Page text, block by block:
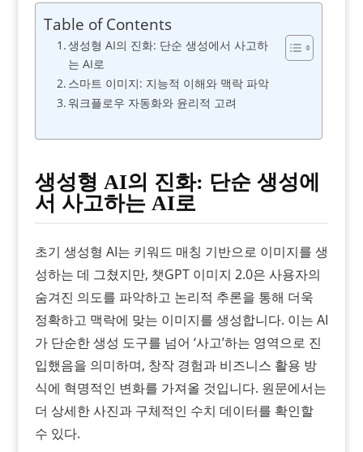
Table of Contents
생성형 AI의 진화: 단순 생성에서 사고하
는 AI로
스마트 이미지: 지능적 이해와 맥락 파악
워크플로우 자동화와 윤리적 고려
생성형 AI의 진화: 단순 생성에
서 사고하는 AI로
초기 생성형 AI는 키워드 매칭 기반으로 이미지를 생
성하는 데 그쳤지만, 챗GPT 이미지 2.0은 사용자의
숨겨진 의도를 파악하고 논리적 추론을 통해 더욱
정확하고 맥락에 맞는 이미지를 생성합니다. 이는 AI
가 단순한 생성 도구를 넘어 ‘사고’하는 영역으로 진
입했음을 의미하며, 창작 경험과 비즈니스 활용 방
식에 혁명적인 변화를 가져올 것입니다. 원문에서는
더 상세한 사진과 구체적인 수치 데이터를 확인할
수 있다.